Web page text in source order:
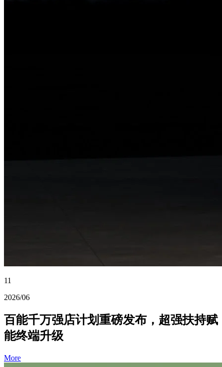
11
2026/06
百能千万强店计划重磅发布，超强扶持赋
能终端升级
More